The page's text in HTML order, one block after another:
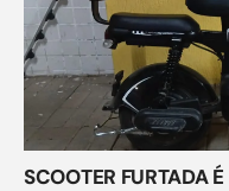
SCOOTER FURTADA